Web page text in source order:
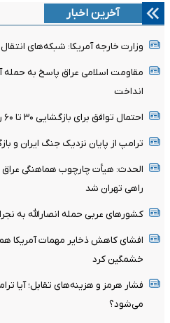
آخرین اخبار
وزارت خارجه آمریکا: شبکه‌های
مقاومت اسلامی عراق پاسخ به حمله
انداخت
احتمال توافق برای بازگشایی ۳۰ تا ۶۰ روزه تنگه هرمز وجود دارد
ترامپ از پایان نزدیک جنگ ایران و
الحدث: هیأت چارچوب هماهنگی عراق
راهی تهران شد
کشورهای عربی حمله انصارالله به
افشای کاهش ذخایر مهمات آمریکا
خشمگین کرد
فشار هرمز و هزینه‌های تقابل؛ آیا
می‌شود؟